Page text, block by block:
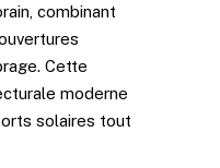
combinant
Cette
moderne
solaires tout